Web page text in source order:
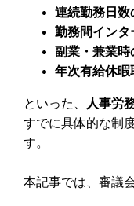
連続勤務日数
勤務間インタ
副業・兼業時
年次有給休暇
といった、 人事労
すでに具体的な制
す。
本記事では、審議